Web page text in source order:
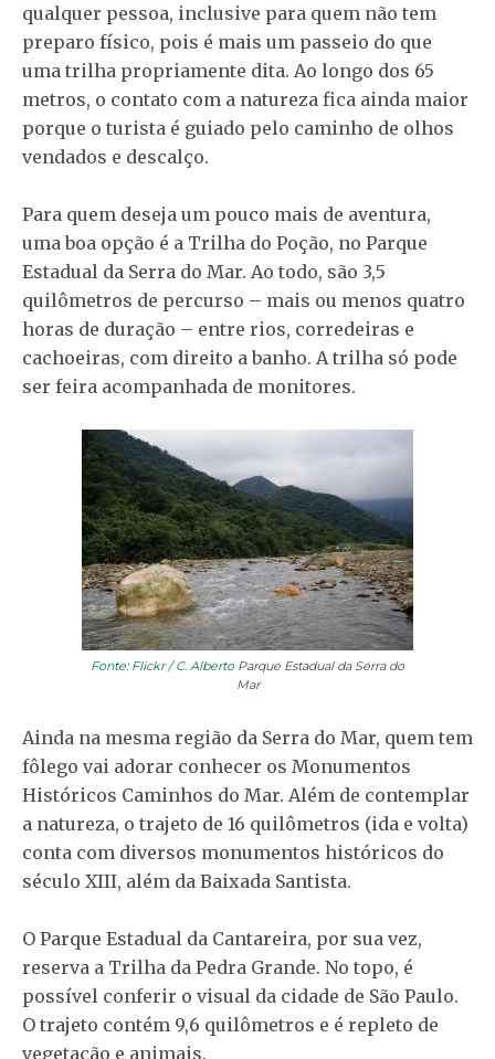
qualquer pessoa, inclusive para quem não tem
preparo físico, pois é mais um passeio do que
uma trilha propriamente dita. Ao longo dos 65
metros, o contato com a natureza fica ainda maior
porque o turista é guiado pelo caminho de olhos
vendados e descalço.
Para quem deseja um pouco mais de aventura,
uma boa opção é a Trilha do Poção, no Parque
Estadual da Serra do Mar. Ao todo, são 3,5
quilômetros de percurso – mais ou menos quatro
horas de duração – entre rios, corredeiras e
cachoeiras, com direito a banho. A trilha só pode
ser feira acompanhada de monitores.
Fonte: Flickr / C. AlbertoParque Estadual da Serra do
Mar
Ainda na mesma região da Serra do Mar, quem tem
fôlego vai adorar conhecer os Monumentos
Históricos Caminhos do Mar. Além de contemplar
a natureza, o trajeto de 16 quilômetros (ida e volta)
conta com diversos monumentos históricos do
século XIII, além da Baixada Santista.
O Parque Estadual da Cantareira, por sua vez,
reserva a Trilha da Pedra Grande. No topo, é
possível conferir o visual da cidade de São Paulo.
O trajeto contém 9,6 quilômetros e é repleto de
vegetação e animais.